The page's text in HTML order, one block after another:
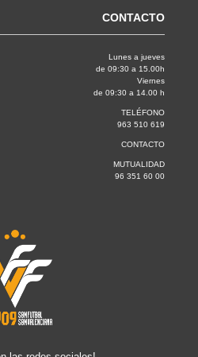
CONTACTO
Lunes a jueves
de 09:30 a 15.00h
Viernes
de 09:30 a 14.00 h
TELÉFONO
963 510 619
CONTACTO
MUTUALIDAD
96 351 60 00